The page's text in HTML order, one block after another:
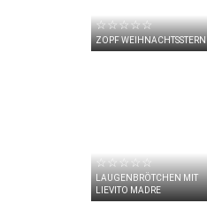
☆☆☆☆☆
ZOPF WEIHNACHTSSTERN
☆☆☆☆☆
LAUGENBRÖTCHEN MIT
LIEVITO MADRE